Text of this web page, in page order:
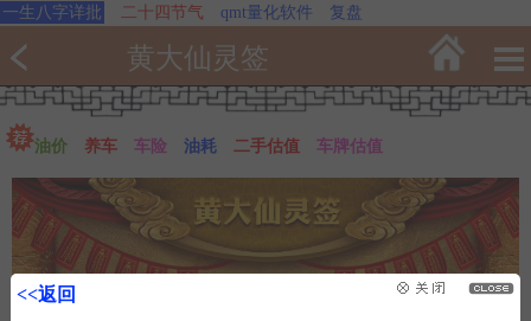
一生八字详批 二十四节气 qmt量化软件 复盘
黄大仙灵签
油价 养车 车险 油耗 二手估值 车牌估值
<<返回